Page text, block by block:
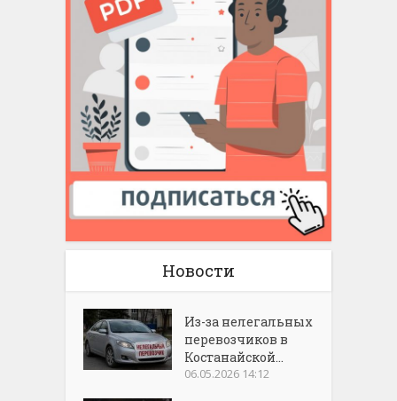
Новости
Из-за нелегальных
перевозчиков в
Костанайской...
06.05.2026 14:12